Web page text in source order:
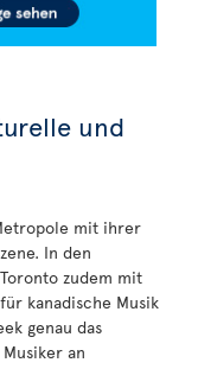
und
mit ihrer
In den
zudem mit
kanadische Musik
genau das
an